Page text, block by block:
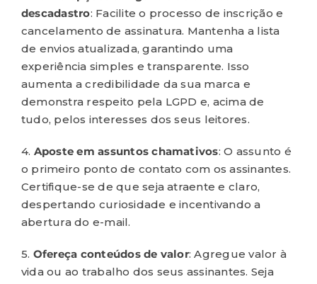
descadastro: Facilite o processo de inscrição e
cancelamento de assinatura. Mantenha a lista
de envios atualizada, garantindo uma
experiência simples e transparente. Isso
aumenta a credibilidade da sua marca e
demonstra respeito pela LGPD e, acima de
tudo, pelos interesses dos seus leitores.
4. Aposte em assuntos chamativos: O assunto é
o primeiro ponto de contato com os assinantes.
Certifique-se de que seja atraente e claro,
despertando curiosidade e incentivando a
abertura do e-mail.
5. Ofereça conteúdos de valor: Agregue valor à
vida ou ao trabalho dos seus assinantes. Seja